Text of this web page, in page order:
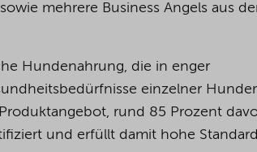
mehrere Business Angels aus
Hundenahrung, die in enger
einzelner
rund 85 Prozent
und erfüllt damit hohe